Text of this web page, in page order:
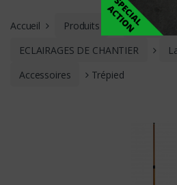
Accueil Produits
ECLAIRAGE
ECLAIRAGES DE CHANTIER
Accessoires
Trépied